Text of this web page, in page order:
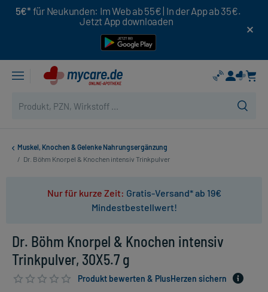
5€* für Neukunden: Im Web ab 55€ | In der App ab 35€.
Jetzt App downloaden
Muskel, Knochen & Gelenke Nahrungsergänzung
/ Dr. Böhm Knorpel & Knochen intensiv Trinkpulver
Nur für kurze Zeit: Gratis-Versand* ab 19€
Mindestbestellwert!
Dr. Böhm Knorpel & Knochen intensiv
Trinkpulver, 30X5.7 g
Produkt bewerten & PlusHerzen sichern